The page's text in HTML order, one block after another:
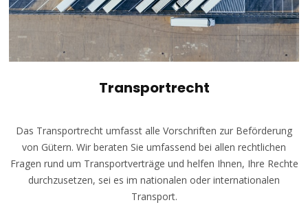
Transportrecht
Das Transportrecht umfasst alle Vorschriften zur Beförderung
von Gütern. Wir beraten Sie umfassend bei allen rechtlichen
Fragen rund um Transportverträge und helfen Ihnen, Ihre Rechte
durchzusetzen, sei es im nationalen oder internationalen
Transport.